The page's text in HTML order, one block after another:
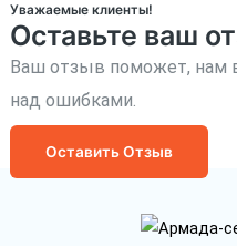
Уважаемые клиенты!
Оставьте ваш
Ваш отзыв поможет, нам
над ошибками.
Оставить Отзыв